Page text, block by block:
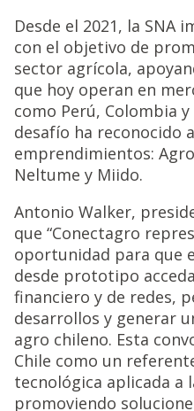
Desde el 2021, la SNA
con el objetivo de
sector agrícola,
que hoy operan en
como Perú, Colombia
desafío ha reconocido
emprendimientos:
Neltume y Miido.
Antonio Walker,
que “Conectagro
oportunidad para que
desde prototipo
financiero y de redes,
desarrollos y generar
agro chileno. Esta
Chile como un
tecnológica aplicada a
promoviendo